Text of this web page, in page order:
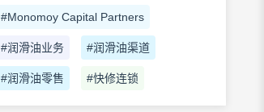
#Monomoy Capital Partners
#润滑油业务 #润滑油渠道
#润滑油零售 #快修连锁